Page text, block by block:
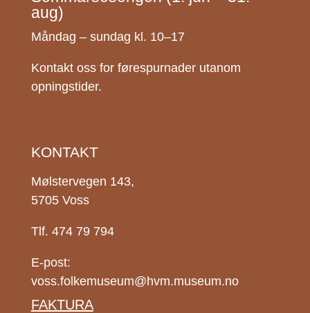
aug)
Måndag – sundag kl. 10–17
Kontakt oss for førespurnader utanom
opningstider.
KONTAKT
Mølstervegen 143,
5705 Voss
Tlf. 474 79 794
E-post:
voss.folkemuseum@hvm.museum.no
FAKTURA